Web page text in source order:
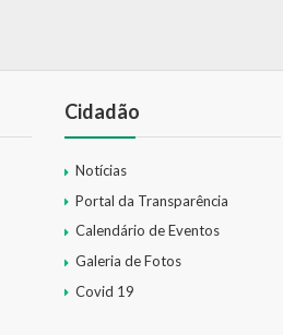
Cidadão
Notícias
Portal da Transparência
Calendário de Eventos
Galeria de Fotos
Covid 19